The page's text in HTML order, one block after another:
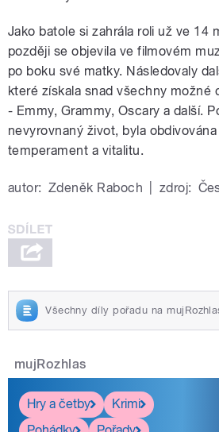
Jako batole si zahrála roli už ve 14
později se objevila ve filmovém
po boku své matky. Následovaly
které získala snad všechny možné
- Emmy, Grammy, Oscary a další.
nevyrovnaný život, byla
temperament a vitalitu.
autor: Zdeněk Raboch zdroj:
Všechny díly pořadu na
mujRozhlas
Hry a četby
Krimi